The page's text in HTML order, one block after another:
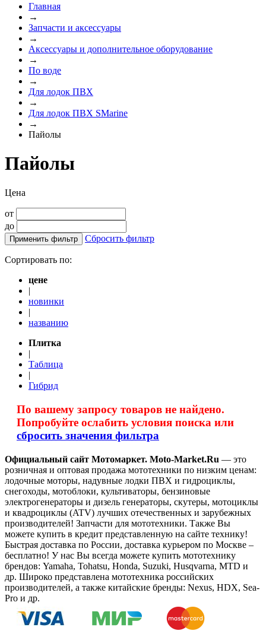
Главная
→
Запчасти и аксессуары
→
Аксессуары и дополнительное оборудование
→
По воде
→
Для лодок ПВХ
→
Для лодок ПВХ SMarine
→
Пайолы
Пайолы
Цена
от
до
Применить фильтр Сбросить фильтр
Сортировать по:
цене
|
новинки
|
названию
Плитка
|
Таблица
|
Гибрид
По вашему запросу товаров не найдено.
Попробуйте ослабить условия поиска или
сбросить значения фильтра
Официальный сайт Мотомаркет. Moto-Market.Ru — это
розничная и оптовая продажа мототехники по низким ценам:
лодочные моторы, надувные лодки ПВХ и гидроциклы,
снегоходы, мотоблоки, культиваторы, бензиновые
электрогенераторы и дизель генераторы, скутеры, мотоциклы
и квадроциклы (ATV) лучших отечественных и зарубежных
производителей! Запчасти для мототехники. Также Вы
можете купить в кредит представленную на сайте технику!
Быстрая доставка по России, доставка курьером по Москве –
бесплатно! У нас Вы всегда можете купить мототехнику
брендов: Yamaha, Tohatsu, Honda, Suzuki, Husqvarna, MTD и
др. Широко представлена мототехника российских
производителей, а также китайские бренды: Nexus, HDX, Sea-
Pro и др.